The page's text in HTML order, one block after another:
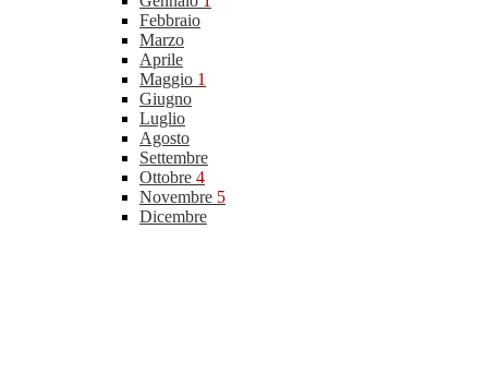
Febbraio
Marzo
Aprile
Maggio 1
Giugno
Luglio
Agosto
Settembre
Ottobre 4
Novembre 5
Dicembre